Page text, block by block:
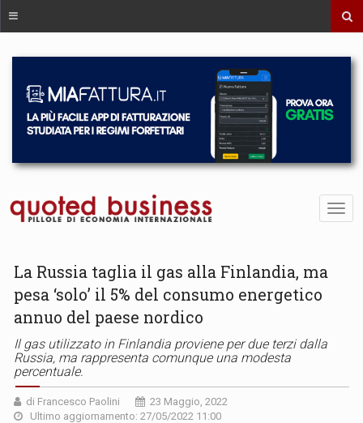
La Russia taglia il gas alla Finlandia, ma
pesa ‘solo’ il 5% del consumo energetico
annuo del paese nordico
Il gas utilizzato in Finlandia proviene per due terzi dalla
Russia, ma rappresenta comunque una modesta
percentuale.
di Francesco Paolini
23 Maggio, 2022
Ultimo aggiornamento: 27/05/2022 11:00